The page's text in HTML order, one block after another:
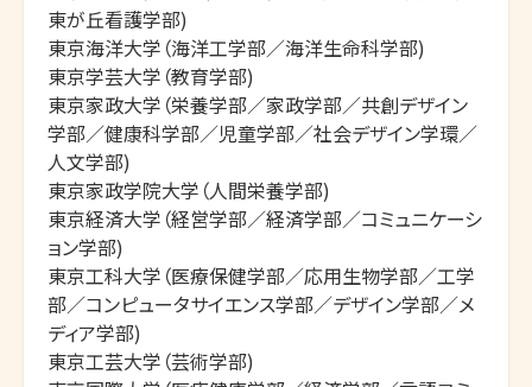
東が丘看護学部)
東京海洋大学（海洋工学部／海洋生命科学部)
東京学芸大学（教育学部)
東京家政大学（栄養学部／家政学部／共創デザイン
学部／健康科学部／児童学部／社会デザイン学環／
人文学部)
東京家政学院大学（人間栄養学部)
東京経済大学（経営学部／経済学部／コミュニケーシ
ョン学部)
東京工科大学（医療保健学部／応用生物学部／工学
部／コンピュータサイエンス学部／デザイン学部／メ
ディア学部)
東京工芸大学（芸術学部)